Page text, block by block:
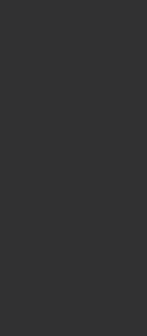
ös örmény
Zsófia
találkozója hat
Bem József
húsvéti ünnepek. Az
meg Krisztus
évfordulója. A hazai
emlékeztek